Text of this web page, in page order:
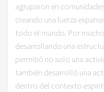
agruparon en
creando una fuerza
todo el mundo. Por
desarrollando una
permitió no solo una
también desarrolló una
dentro del contexto